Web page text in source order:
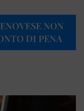
NON
DI PENA